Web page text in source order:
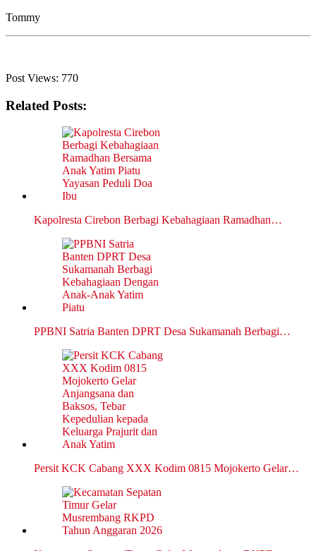
Tommy
Post Views: 770
Related Posts:
Kapolresta Cirebon Berbagi Kebahagiaan Ramadhan…
PPBNI Satria Banten DPRT Desa Sukamanah Berbagi…
Persit KCK Cabang XXX Kodim 0815 Mojokerto Gelar…